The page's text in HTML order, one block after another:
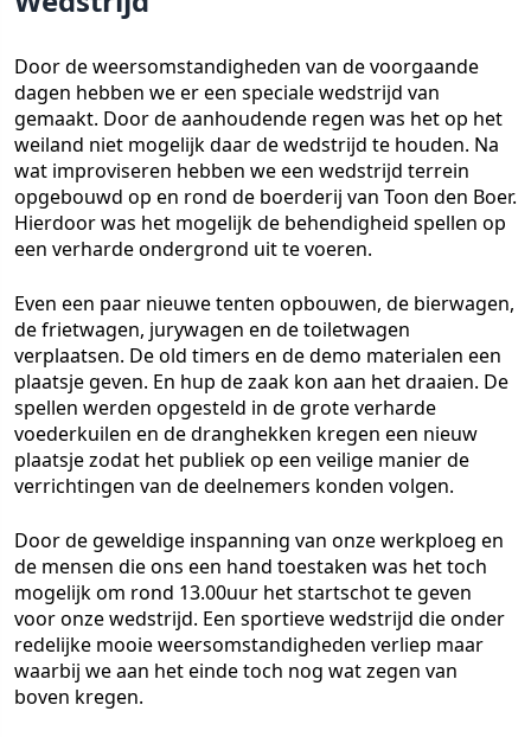
Door de weersomstandigheden van de voorgaande
dagen hebben we er een speciale wedstrijd van
gemaakt. Door de aanhoudende regen was het op het
weiland niet mogelijk daar de wedstrijd te houden. Na
wat improviseren hebben we een wedstrijd terrein
opgebouwd op en rond de boerderij van Toon den Boer.
Hierdoor was het mogelijk de behendigheid spellen op
een verharde ondergrond uit te voeren.
Even een paar nieuwe tenten opbouwen, de bierwagen,
de frietwagen, jurywagen en de toiletwagen
verplaatsen. De old timers en de demo materialen een
plaatsje geven. En hup de zaak kon aan het draaien. De
spellen werden opgesteld in de grote verharde
voederkuilen en de dranghekken kregen een nieuw
plaatsje zodat het publiek op een veilige manier de
verrichtingen van de deelnemers konden volgen.
Door de geweldige inspanning van onze werkploeg en
de mensen die ons een hand toestaken was het toch
mogelijk om rond 13.00uur het startschot te geven
voor onze wedstrijd. Een sportieve wedstrijd die onder
redelijke mooie weersomstandigheden verliep maar
waarbij we aan het einde toch nog wat zegen van
boven kregen.